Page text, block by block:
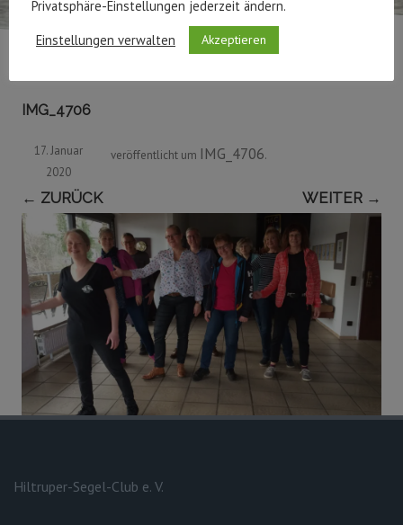
IMG_4706
veröffentlicht
17. Januar
2020
um IMG_4706.
← ZURÜCK WEITER →
Hiltruper-Segel-Club e. V.
Privatsphäre-Einstellungen jederzeit ändern.
Einstellungen verwalten
Akzeptieren